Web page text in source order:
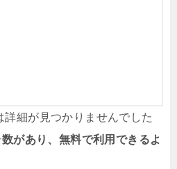
細が見つかりませんでした
があり、無料で利用できるよ